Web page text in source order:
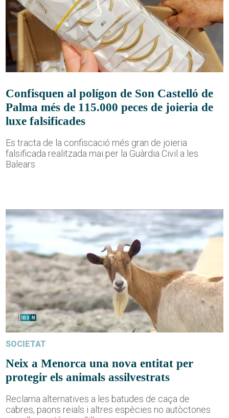
Confisquen al polígon de Son Castelló de
Palma més de 115.000 peces de joieria de
luxe falsificades
Es tracta de la confiscació més gran de joieria
falsificada realitzada mai per la Guàrdia Civil a les
Balears
SOCIETAT
Neix a Menorca una nova entitat per
protegir els animals assilvestrats
Reclama alternatives a les batudes de caça de
cabres, paons reials i altres espècies no autòctones